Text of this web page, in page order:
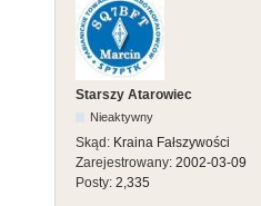
Starszy Atarowiec
Nieaktywny
Skąd: Kraina Fałszywości
Zarejestrowany: 2002-03-09
Posty: 2,335